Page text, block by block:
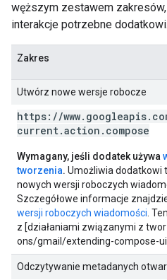
węższym zestawem
interakcje potrzebne dodatkowi.
Zakres
Utwórz nowe wersje robocze
https: //www. googleapis.
current.action . compose
Wymagany, jeśli dodatek używa
tworzenia. Umożliwia dodatkowi
nowych wersji roboczych
Szczegółowe informacje
wersji roboczych wiadomości .
z [działaniami związanymi z
ons/gmail/extending-compose-
Odczytywanie metadanych